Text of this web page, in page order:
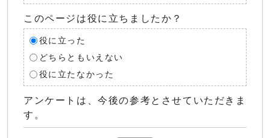
このページは役に立ちましたか？
役に立った
どちらともいえない
役に立たなかった
アンケートは、今後の参考とさせていただきま
す。